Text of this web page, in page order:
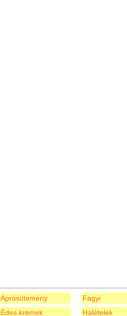
Aprósütemény
Édes krémek
Fagyi
Halételek